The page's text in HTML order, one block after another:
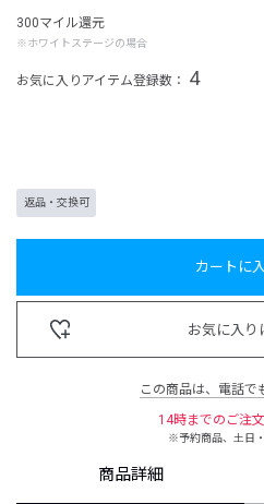
300マイル還元
※ホワイトステージの場合
お気に入りアイテム登録数： 4
返品・交換可
カートに
お気に入り
この商品は、電話で
14時までのご注
※予約商品、土日
商品詳細